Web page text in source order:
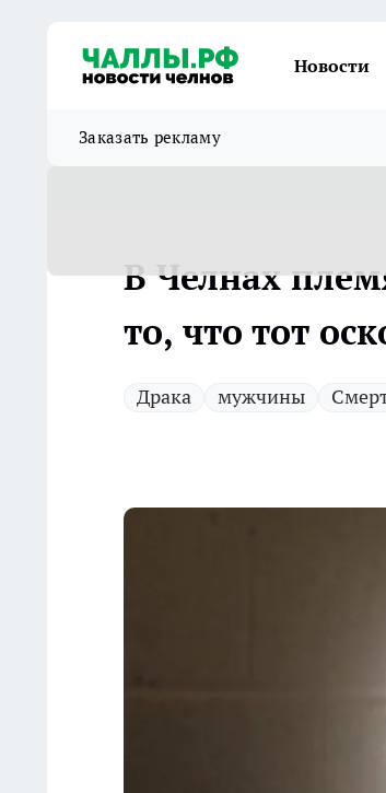
Новости
Заказать рекламу
В Челнах
то, что тот
Драка мужчины